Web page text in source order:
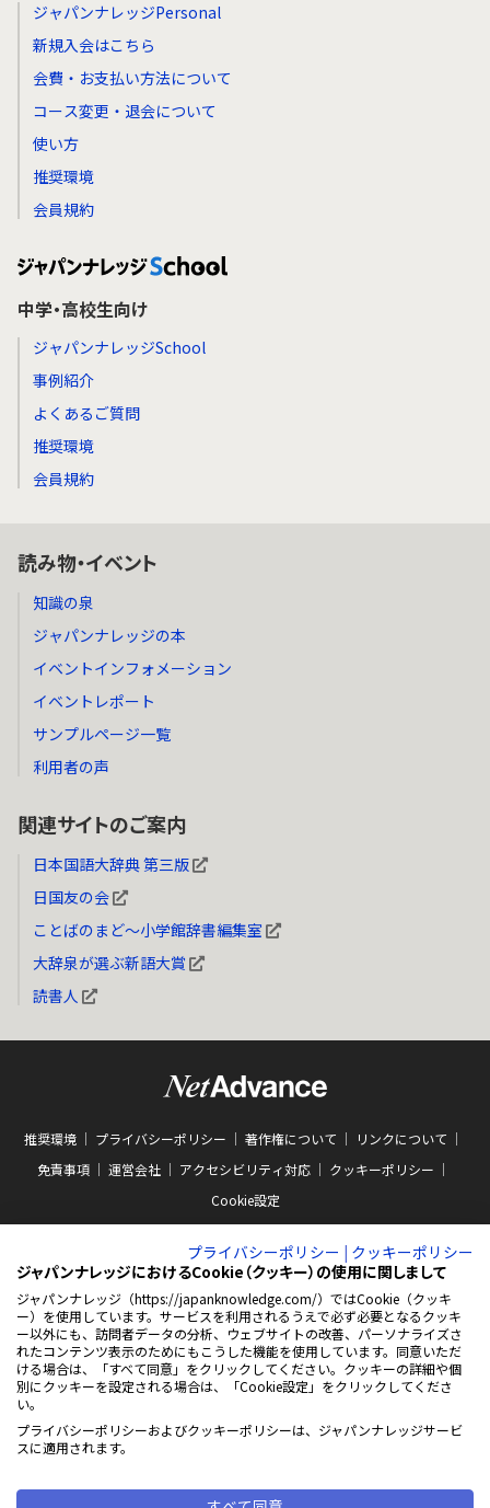
ジャパンナレッジPersonal
新規入会はこちら
会費・お支払い方法について
コース変更・退会について
使い方
推奨環境
会員規約
中学・高校生向け
ジャパンナレッジSchool
事例紹介
よくあるご質問
推奨環境
会員規約
読み物・イベント
知識の泉
ジャパンナレッジの本
イベントインフォメーション
イベントレポート
サンプルページ一覧
利用者の声
関連サイトのご案内
日本国語大辞典 第三版
日国友の会
ことばのまど～小学館辞書編集室
大辞泉が選ぶ新語大賞
読書人
推奨環境 プライバシーポリシー 著作権について
リンクについて
免責事項
運営会社 アクセシビリティ対応
クッキーポリシー
Cookie設定
ABJマークは、この電子書店・電子書籍配信サービスが、著作権者からコンテン
ツ使用許諾を得た正規版配信サービスであることを示す商標（登録番号 第
10981000号）です。ABJマークの詳細、ABJマークを掲示しているサービスの一
覧はこちらをご覧ください。
AEBS 電子出版制作・流通協議会
https://aebs.or.jp/
新
い
ウ
© 2001-2026 NetAdvance Inc. All rights reserved.
プライバシーポリシー | クッキーポリシー
ジャパンナレッジにおけるCookie（クッキー）の使用に関しまして
ジャパンナレッジ（https://japanknowledge.com/）ではCookie（クッキ
ー）を使用しています。サービスを利用されるうえで必ず必要となるクッキ
ー以外にも、訪問者データの分析、ウェブサイトの改善、パーソナライズさ
れたコンテンツ表示のためにもこうした機能を使用しています。同意いただ
ける場合は、「すべて同意」をクリックしてください。クッキーの詳細や個
別にクッキーを設定される場合は、「Cookie設定」をクリックしてくださ
い。
プライバシーポリシーおよびクッキーポリシーは、ジャパンナレッジサービ
スに適用されます。